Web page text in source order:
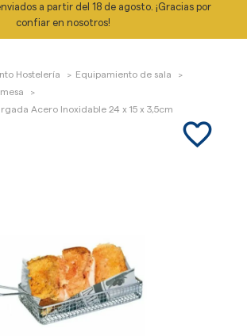
a partir del 18 de agosto. ¡Gracias por
confiar en nosotros!
Hostelería
Equipamiento de sala
Acero Inoxidable 24 x 15 x 3,5cm
favorite_border